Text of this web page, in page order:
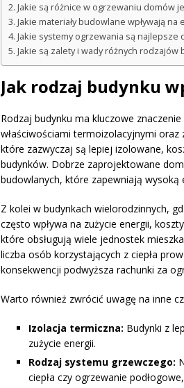
Jakie są różnice w ogrzewaniu domów
Jakie materiały budowlane wpływają
Jakie systemy ogrzewania są najlepsze
Jakie są zalety i wady różnych
Jak rodzaj budynku
Rodzaj budynku ma kluczowe
właściwościami termoizolacyjnymi
które zazwyczaj są lepiej izolowane,
budynków. Dobrze zaprojektowane
budowlanych, które zapewniają wysoką
Z kolei w budynkach wielorodzinnych,
często wpływa na zużycie energii,
które obsługują wiele jednostek
liczba osób korzystających z ciepła
konsekwencji podwyższa rachunki za
Warto również zwrócić uwagę na inne
Izolacja termiczna: Budynki z
zużycie energii.
Rodzaj systemu grzewczego:
ciepła czy ogrzewanie